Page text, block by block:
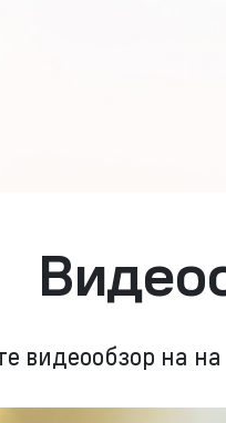
видеообзор на